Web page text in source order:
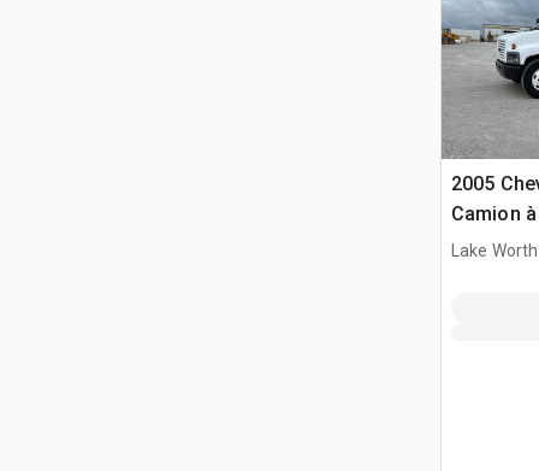
2005
Camion
S/E
Lake